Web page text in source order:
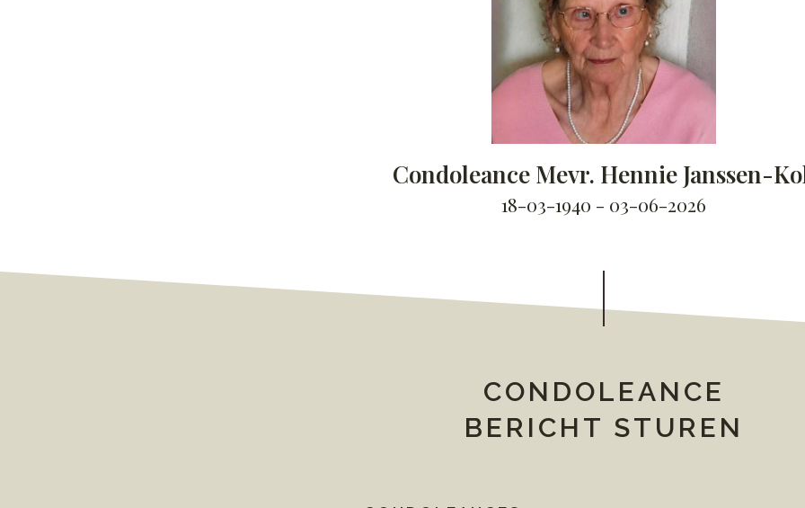
Condoleance Mevr. Hennie Janssen-
18-03-1940 - 03-06-2026
CONDOLEANCE
BERICHT STUREN